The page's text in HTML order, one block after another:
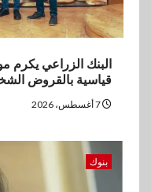
البنك الزراعي يكرم
قياسية بالقروض
بنوك